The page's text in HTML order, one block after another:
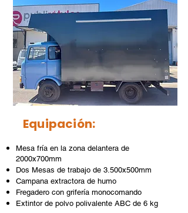
Equipación:
Mesa fría en la zona delantera de
2000x700mm
Dos Mesas de trabajo de 3.500x500mm
Campana extractora de humo
Fregadero con grifería monocomando
Extintor de polvo polivalente ABC de 6 kg